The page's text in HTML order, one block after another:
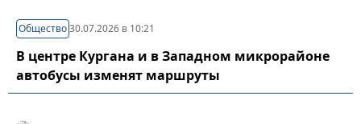
Общество30.07.2026 в 10:21
В центре Кургана и в Западном микрорайоне
автобусы изменят маршруты